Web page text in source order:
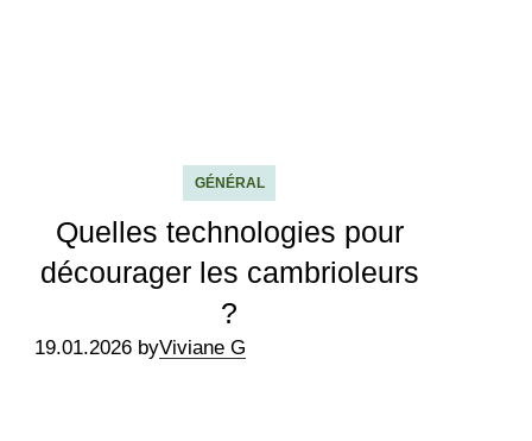
GÉNÉRAL
Quelles technologies pour
décourager les cambrioleurs
?
19.01.2026 byViviane G